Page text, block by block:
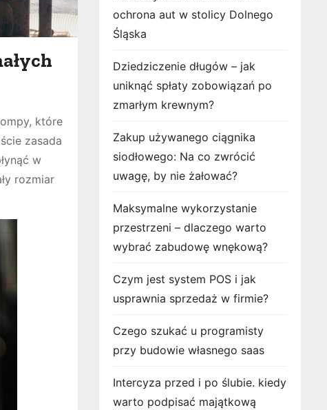
które
zasada
w
rozmiar
ochrona aut w stolicy Dolnego
Śląska
Dziedziczenie długów – jak
uniknąć spłaty zobowiązań po
zmarłym krewnym?
Zakup używanego ciągnika
siodłowego: Na co zwrócić
uwagę, by nie żałować?
Maksymalne wykorzystanie
przestrzeni – dlaczego warto
wybrać zabudowę wnękową?
Czym jest system POS i jak
usprawnia sprzedaż w firmie?
Czego szukać u programisty
przy budowie własnego saas
Intercyza przed i po ślubie. kiedy
warto podpisać majątkową